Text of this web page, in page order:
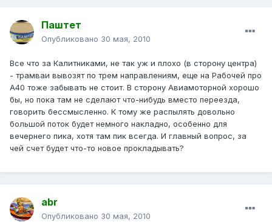
Паштет
Опубликовано 30 мая, 2010
Все что за Калитниками, не так уж и плохо (в сторону центра)
- трамваи вывозят по трем направлениям, еще на Рабочей про
А40 тоже забывать не стоит. В сторону Авиамоторной хорошо
бы, но пока там не сделают что-нибудь вместо переезда,
говорить бессмысленно. К тому же распылять довольно
большой поток будет немного накладно, особенно для
вечернего пика, хотя там пик всегда. И главный вопрос, за
чей счет будет что-то новое прокладывать?
abr
Опубликовано 30 мая, 2010